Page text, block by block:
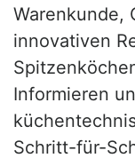
Warenkunde,
innovativen
Informieren
Schritt-für-